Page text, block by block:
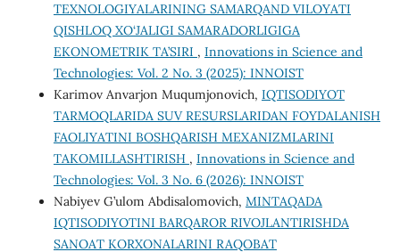
TEXNOLOGIYALARINING SAMARQAND VILOYATI
QISHLOQ XO‘JALIGI SAMARADORLIGIGA
EKONOMETRIK TA’SIRI , Innovations in Science and
Technologies: Vol. 2 No. 3 (2025): INNOIST
Karimov Anvarjon Muqumjonovich, IQTISODIYOT
TARMOQLARIDA SUV RESURSLARIDAN FOYDALANISH
FAOLIYATINI BOSHQARISH MEXANIZMLARINI
TAKOMILLASHTIRISH , Innovations in Science and
Technologies: Vol. 3 No. 6 (2026): INNOIST
Nabiyev G’ulom Abdisalomovich, MINTAQADA
IQTISODIYOTINI BARQAROR RIVOJLANTIRISHDA
SANOAT KORХONALARINI RAQOBAT